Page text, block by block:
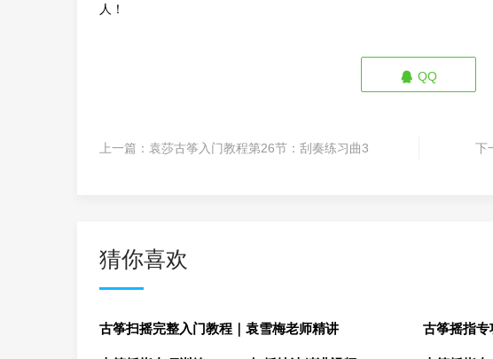
人！
QQ
上一篇： 袁莎古筝入门教程第26节：刮奏练习曲3 下
猜你喜欢
古筝扫摇完整入门教程｜袁雪梅老师精讲 古筝摇指